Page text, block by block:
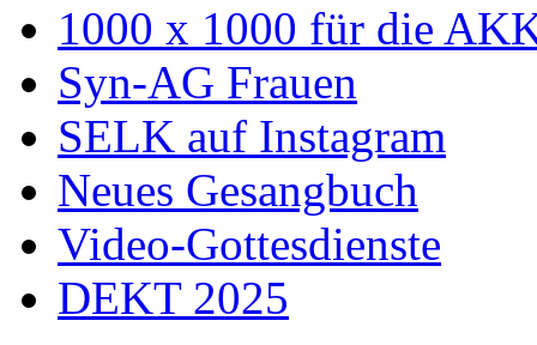
1000 x 1000 für die
Syn-AG Frauen
SELK auf Instagram
Neues Gesangbuch
Video-Gottesdienste
DEKT 2025